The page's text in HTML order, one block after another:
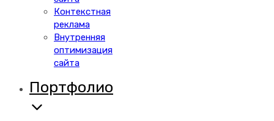
Контекстная
реклама
Внутренняя
оптимизация
сайта
Портфолио